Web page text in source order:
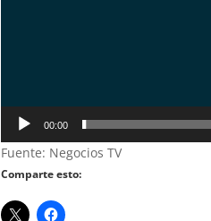
00:00
Fuente: Negocios TV
Comparte esto: